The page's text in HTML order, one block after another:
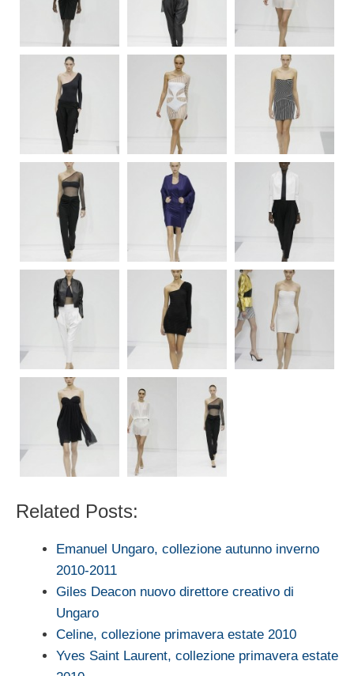
Related Posts:
Emanuel Ungaro, collezione autunno inverno
2010-2011
Giles Deacon nuovo direttore creativo di
Ungaro
Celine, collezione primavera estate 2010
Yves Saint Laurent, collezione primavera estate